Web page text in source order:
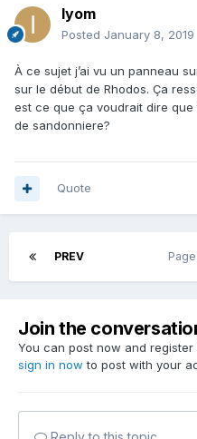
Iyom
Posted January 8, 2019
À ce sujet j’ai vu un panneau
sur le début de Rhodos. Ça
est ce que ça voudrait dire
de sandonniere?
Quote
PREV
Join the
You can post now and
sign in now to post with your